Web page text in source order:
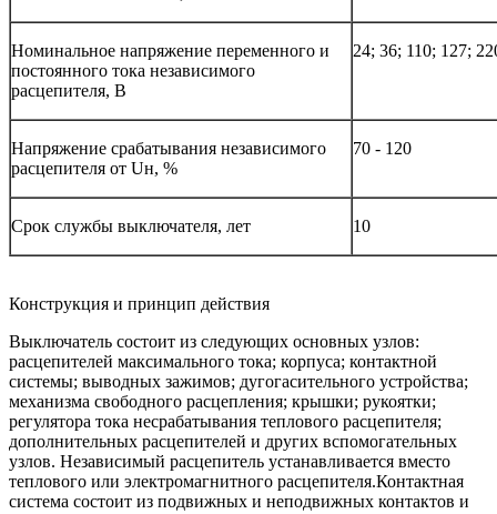
Номинальное напряжение переменного и
постоянного тока независимого
расцепителя, В
24; 36; 110; 127;
Напряжение срабатывания независимого
расцепителя от Uн, %
70 - 120
Срок службы выключателя, лет 10
Конструкция и принцип действия
Выключатель состоит из следующих основных узлов:
расцепителей максимального тока; корпуса; контактной
системы; выводных зажимов; дугогасительного устройства;
механизма свободного расцепления; крышки; рукоятки;
регулятора тока несрабатывания теплового расцепителя;
дополнительных расцепителей и других вспомогательных
узлов. Независимый расцепитель устанавливается вместо
теплового или электромагнитного расцепителя.Контактная
система состоит из подвижных и неподвижных контактов и